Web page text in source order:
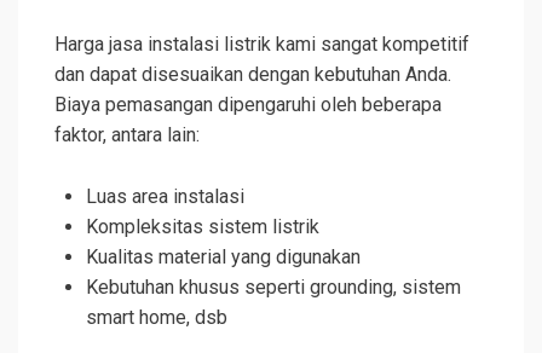
Harga jasa instalasi listrik kami sangat kompetitif
dan dapat disesuaikan dengan kebutuhan Anda.
Biaya pemasangan dipengaruhi oleh beberapa
faktor, antara lain:
Luas area instalasi
Kompleksitas sistem listrik
Kualitas material yang digunakan
Kebutuhan khusus seperti grounding, sistem
smart home, dsb